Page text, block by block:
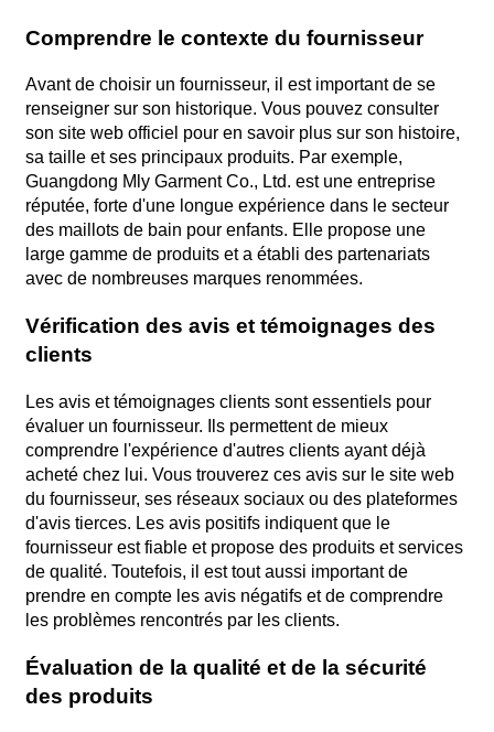
Comprendre le contexte du fournisseur
Avant de choisir un fournisseur, il est important de se
renseigner sur son historique. Vous pouvez consulter
son site web officiel pour en savoir plus sur son histoire,
sa taille et ses principaux produits. Par exemple,
Guangdong Mly Garment Co., Ltd. est une entreprise
réputée, forte d'une longue expérience dans le secteur
des maillots de bain pour enfants. Elle propose une
large gamme de produits et a établi des partenariats
avec de nombreuses marques renommées.
Vérification des avis et témoignages des
clients
Les avis et témoignages clients sont essentiels pour
évaluer un fournisseur. Ils permettent de mieux
comprendre l'expérience d'autres clients ayant déjà
acheté chez lui. Vous trouverez ces avis sur le site web
du fournisseur, ses réseaux sociaux ou des plateformes
d'avis tierces. Les avis positifs indiquent que le
fournisseur est fiable et propose des produits et services
de qualité. Toutefois, il est tout aussi important de
prendre en compte les avis négatifs et de comprendre
les problèmes rencontrés par les clients.
Évaluation de la qualité et de la sécurité
des produits